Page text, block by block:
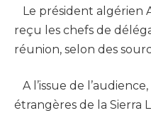
Le président algérien
reçu les chefs de
réunion, selon des
A l’issue de
étrangères de la Sierra